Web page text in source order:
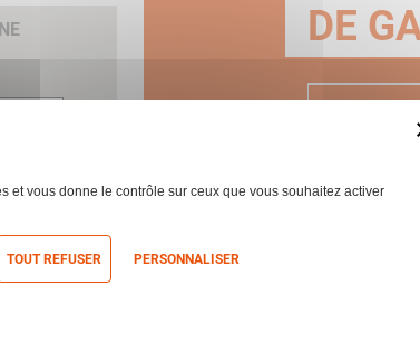
DE
En
et vous donne le contrôle sur ceux que vous souhaitez activer
TOUT REFUSER PERSONNALISER